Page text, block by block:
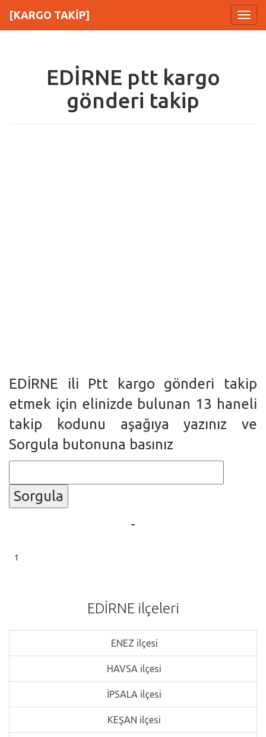
Menu
[KARGO TAKİP]
EDİRNE ptt kargo
gönderi takip
EDİRNE ili Ptt kargo gönderi takip
etmek için elinizde bulunan 13 haneli
takip kodunu aşağıya yazınız ve
Sorgula butonuna basınız
Sorgula
-
1
EDİRNE ilçeleri
ENEZ ilçesi
HAVSA ilçesi
İPSALA ilçesi
KEŞAN ilçesi